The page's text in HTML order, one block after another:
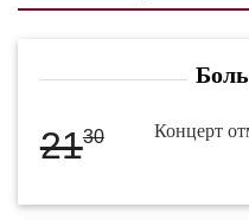
2130 Концерт